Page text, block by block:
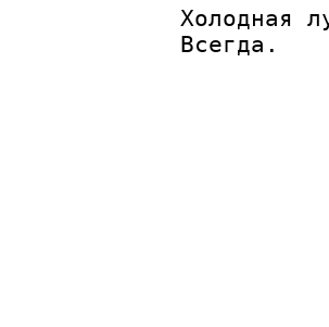
Холодная